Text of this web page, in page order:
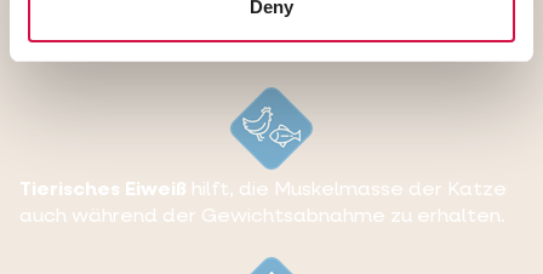
Deny
Tierisches Eiweiß hilft, die Muskelmasse der Katze
auch während der Gewichtsabnahme zu erhalten.